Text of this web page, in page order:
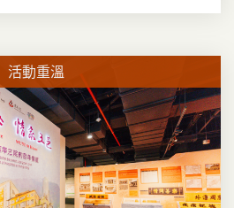
活動重溫